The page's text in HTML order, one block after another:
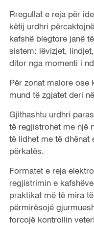
Rregullat e reja për
këtij urdhri
kafshë blegtore janë
sistem: lëvizjet,
ditor nga momenti i
Për zonat malore ose
mund të zgjatet deri
Gjithashtu urdhri
të regjistrohet me një
të lidhet me të dhënat
përkatës.
Formatet e reja
regjistrimin e
praktikat më të mira
përmirësojë
forcojë kontrollin